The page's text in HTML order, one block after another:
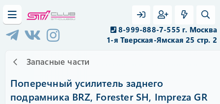
8-999-888-7-555 г. Москва
1-я Тверская-Ямская 25 стр. 2
Запасные части
Поперечный усилитель заднего
подрамника BRZ, Forester SH, Impreza GR